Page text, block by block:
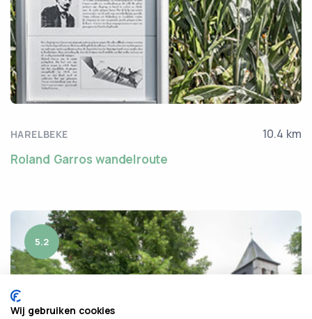
HARELBEKE 10.4 km
Roland Garros wandelroute
5.2
Wij gebruiken cookies